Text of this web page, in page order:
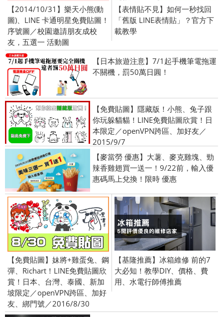
【2014/10/31】樂天小熊(動
圖)、LINE 卡通明星免費貼圖！
序號圖／校園邀請朋友成校
友，五選一 活動圖
【表情貼不見】如何一秒找回
「舊版 LINE表情貼」？官方下
載教學
【日本旅遊注意】7/1起手機筆電拖運
不關機，罰50萬日圓！
【免費貼圖】隱藏版！小熊、兔子跟
你玩躲貓貓！LINE免費貼圖欣賞！日
本限定／openVPN跨區、加好友／
2015/9/7
【麥當勞 優惠】大薯、麥克雞塊、勁
辣香雞翅買一送一！9/22前，輸入優
惠碼馬上兌換！限時 優惠
【免費貼圖】妹將+雞蛋兔、鋼
彈、Richart！LINE免費貼圖欣
賞！日本、台灣、泰國、新加
坡限定／openVPN跨區、加好
友、綁門號／2016/8/30
【基隆推薦】冰箱維修 前的7
大必知！教學DIY、價格、費
用、水電行師傅推薦